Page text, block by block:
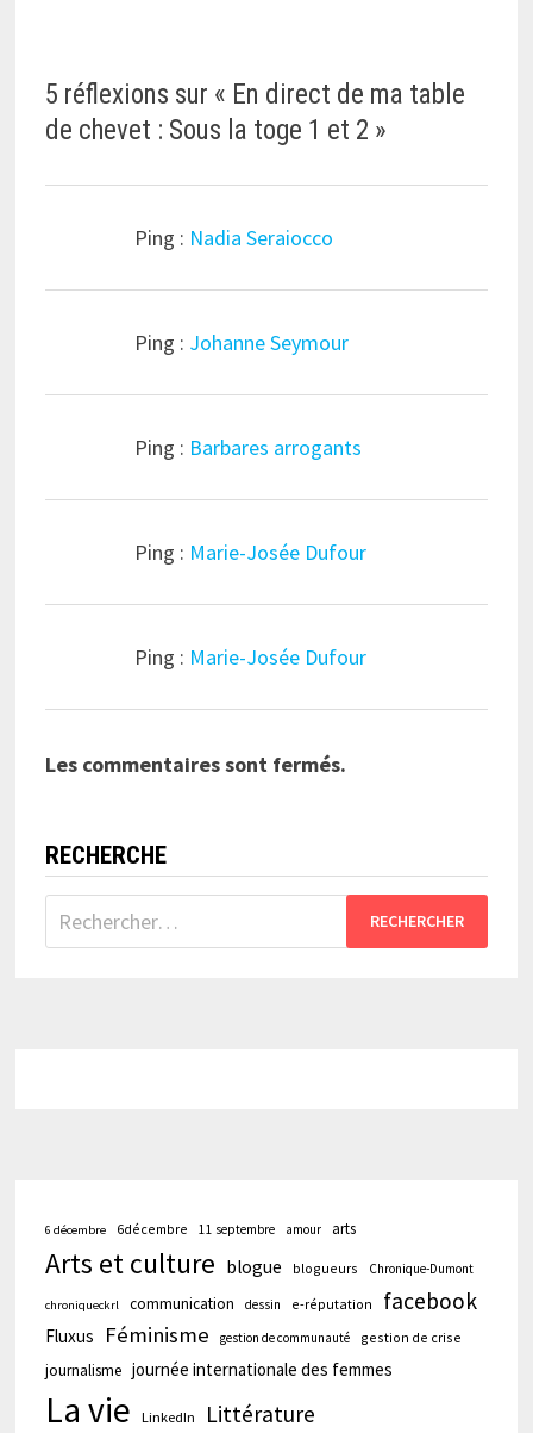
5 réflexions sur « En direct de ma table
de chevet : Sous la toge 1 et 2 »
Ping : Nadia Seraiocco
Ping : Johanne Seymour
Ping : Barbares arrogants
Ping : Marie-Josée Dufour
Ping : Marie-Josée Dufour
Les commentaires sont fermés.
RECHERCHE
Rechercher :
6 décembre 6décembre 11 septembre amour arts
Arts et culture blogue blogueurs Chronique-Dumont
chroniqueckrl communication dessin e-réputation facebook
Fluxus Féminisme gestion de communauté gestion de crise
journalisme journée internationale des femmes
La vie LinkedIn Littérature